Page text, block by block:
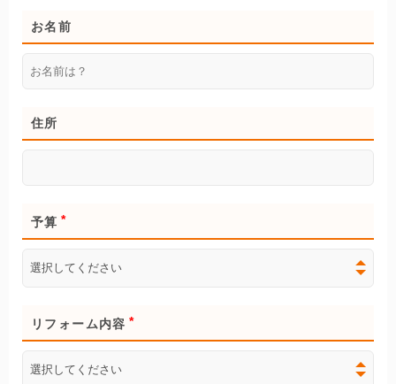
お名前
住所
予算
リフォーム内容